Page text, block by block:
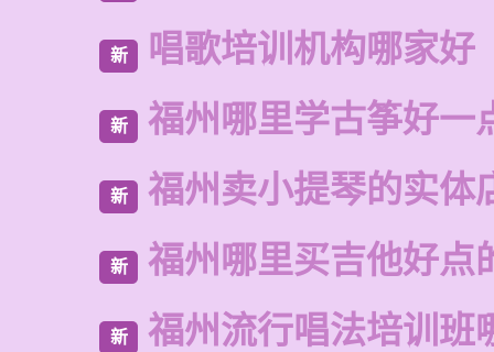
新 唱歌培训机构哪家好
新 福州哪里学古筝好一
新 福州卖小提琴的实体
新 福州哪里买吉他好点
新 福州流行唱法培训班